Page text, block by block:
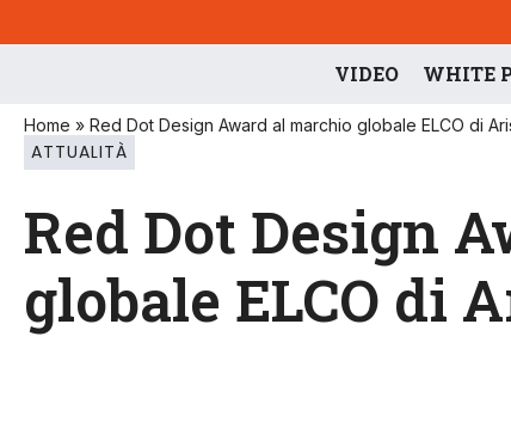
VIDEO WHITE
Home » Red Dot Design Award al marchio globale ELCO di
ATTUALITÀ
Red Dot Design
globale ELCO di